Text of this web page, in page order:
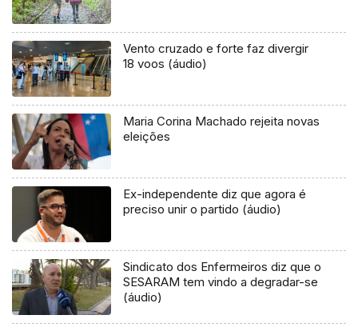
Vento cruzado e forte faz divergir
18 voos (áudio)
Maria Corina Machado rejeita novas
eleições
Ex-independente diz que agora é
preciso unir o partido (áudio)
Sindicato dos Enfermeiros diz que o
SESARAM tem vindo a degradar-se
(áudio)